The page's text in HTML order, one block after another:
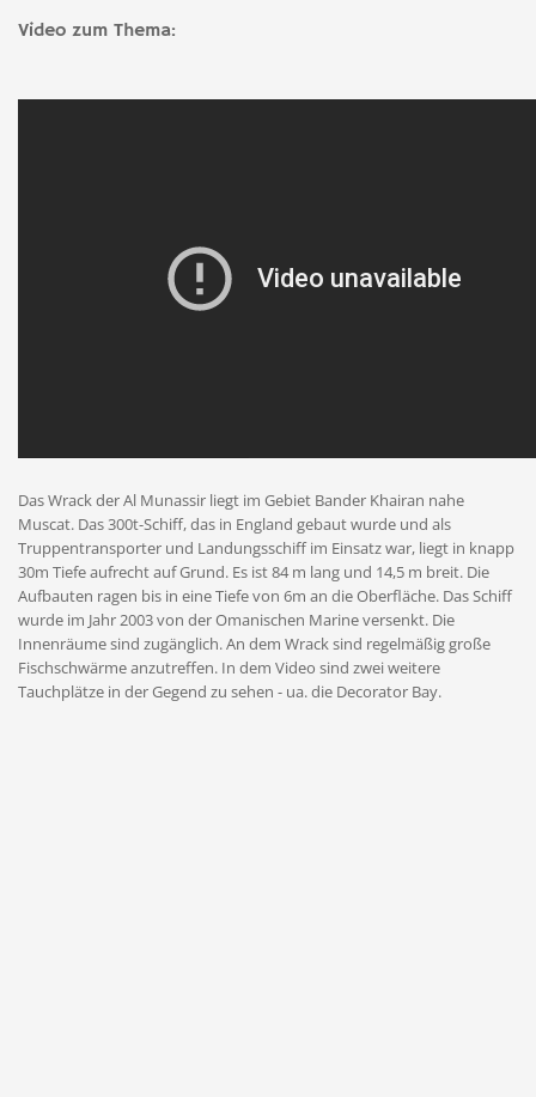
Video zum Thema:
Das Wrack der Al Munassir liegt im Gebiet Bander Khairan nahe
Muscat. Das 300t-Schiff, das in England gebaut wurde und als
Truppentransporter und Landungsschiff im Einsatz war, liegt in knapp
30m Tiefe aufrecht auf Grund. Es ist 84 m lang und 14,5 m breit. Die
Aufbauten ragen bis in eine Tiefe von 6m an die Oberfläche. Das Schiff
wurde im Jahr 2003 von der Omanischen Marine versenkt. Die
Innenräume sind zugänglich. An dem Wrack sind regelmäßig große
Fischschwärme anzutreffen. In dem Video sind zwei weitere
Tauchplätze in der Gegend zu sehen - ua. die Decorator Bay.